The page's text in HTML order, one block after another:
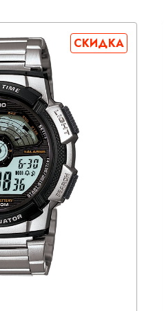
СКИДКА